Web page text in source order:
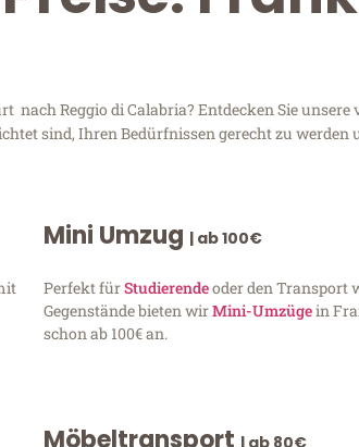
nach Reggio di Calabria? Entdecken Sie
sind, Ihren Bedürfnissen gerecht zu
Mini Umzug | ab 100€
Perfekt fürStudierendeoder den Transport
Gegenstände bieten wirMini-Umzügein
schon ab 100€ an.
Möbeltransport | ab 80€